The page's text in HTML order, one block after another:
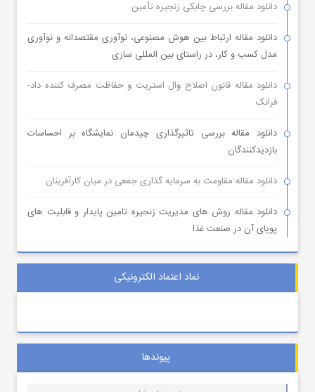
دانلود مقاله بررسی چابکی زنجیره تأمین
دانلود مقاله ارتباط بین هوش مصنوعی، نوآوری مقتصدانه و نوآوری
مدل کسب و کار، در راستای بین المللی سازی
دانلود مقاله قانون اصلاح وال استریت و حفاظت مصرف کننده داد-
فرانک
دانلود مقاله بررسی تاثیرگذاری چیدمان نمایشگاه بر احساسات
بازدیدکنندگان
دانلود مقاله مقاومت به سرمایه گذاری جمعی در میان کارآفرینان
دانلود مقاله روش های مدیریت زنجیره تامین پایدار و قابلیت های
پویای آن در صنعت غذا
نماد اعتماد الکترونیکی
پیوندها